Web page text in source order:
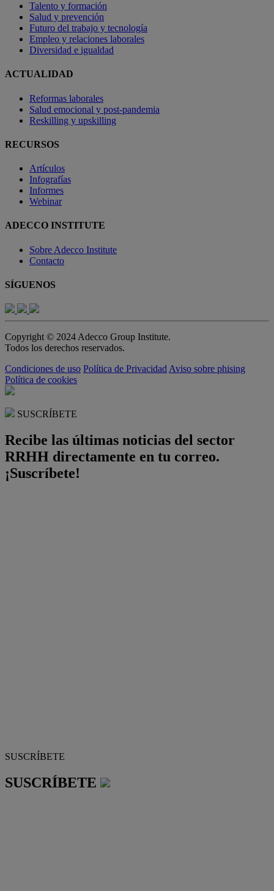
Talento y formación
Salud y prevención
Futuro del trabajo y tecnología
Empleo y relaciones laborales
Diversidad e igualdad
ACTUALIDAD
Reformas laborales
Salud emocional y post-pandemia
Reskilling y upskilling
RECURSOS
Artículos
Infografías
Informes
Webinar
ADECCO INSTITUTE
Sobre Adecco Institute
Contacto
SÍGUENOS
Copyright © 2024 Adecco Group Institute.
Todos los derechos reservados.
Condiciones de uso Política de Privacidad Aviso sobre phising
Política de cookies
SUSCRÍBETE
Recibe las últimas noticias del sector
RRHH directamente en tu correo.
¡Suscríbete!
SUSCRÍBETE
SUSCRÍBETE